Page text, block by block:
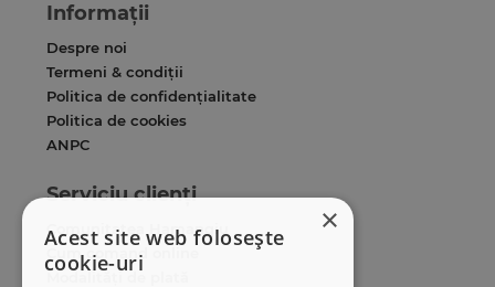
×
Acest site web folosește
cookie-uri
Informații
Despre noi
Termeni & condiții
Politica de confidențialitate
Politica de cookies
ANPC
Serviciu clienți
Comunitatea Hamangiu
Cum comand online